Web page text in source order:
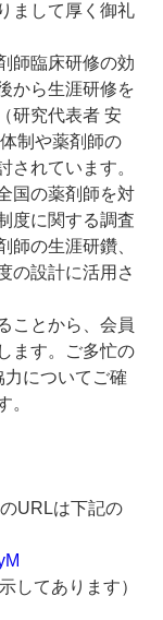
まして厚く御礼
師臨床研修の効
から生涯研修を
研究代表者 安
制や薬剤師の
されています。
国の薬剤師を対
度に関する調査
師の生涯研鑽、
の設計に活用さ
ことから、会員
ます。ご多忙の
についてご確
。
URLは下記の
してあります）